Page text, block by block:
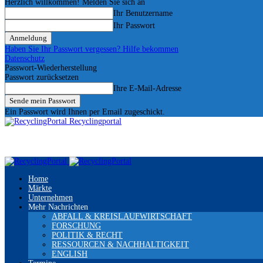
Herzlich willkommen! Melden Sie sich an
Ihr Benutzername
Ihr Passwort
Haben Sie Ihr Passwort vergessen? Hilfe bekommen
Datenschutz
Passwort-Wiederherstellung
Passwort zurücksetzen
Ihre E-Mail-Adresse
Ein Passwort wird Ihnen per Email zugeschickt.
Recyclingportal
Home
Märkte
Unternehmen
Mehr Nachrichten
ABFALL & KREISLAUFWIRTSCHAFT
FORSCHUNG
POLITIK & RECHT
RESSOURCEN & NACHHALTIGKEIT
ENGLISH